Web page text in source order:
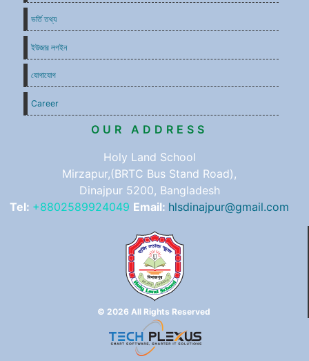
© 2026 All Rights Reserved
OUR ADDRESS
Holy Land School
Mirzapur,(BRTC Bus Stand Road),
Dinajpur 5200, Bangladesh
Tel: +8802589924049 Email: hlsdinajpur@gmail.com
ভর্তি তথ্য
ইউজার লগইন
যোগাযোগ
Career